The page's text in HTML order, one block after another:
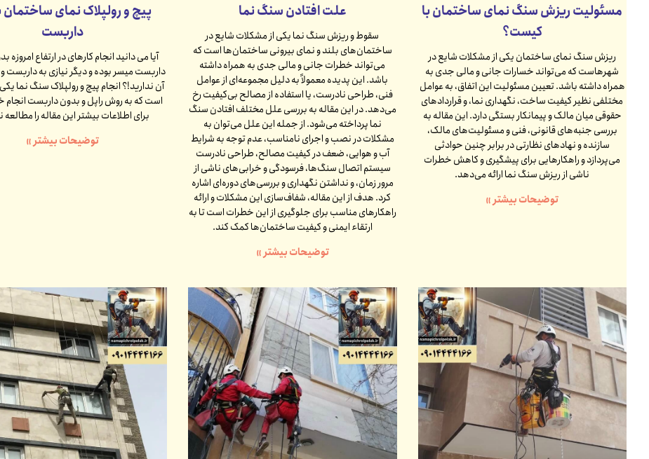
مسئولیت ریزش سنگ نمای ساختمان با
کیست؟
ریزش سنگ نمای ساختمان یکی از مشکلات شایع در
شهرهاست که می‌تواند خسارات جانی و مالی جدی به
همراه داشته باشد. تعیین مسئولیت این اتفاق، به عوامل
مختلفی نظیر کیفیت ساخت، نگهداری نما، و قراردادهای
حقوقی میان مالک و پیمانکار بستگی دارد. این مقاله به
بررسی جنبه‌های قانونی، فنی و مسئولیت‌های مالک،
سازنده و نهادهای نظارتی در برابر چنین حوادثی
می‌پردازد و راهکارهایی برای پیشگیری و کاهش خطرات
ناشی از ریزش سنگ نما ارائه می‌دهد.
توضیحات بیشتر »
علت افتادن سنگ نما
سقوط و ریزش سنگ نما یکی از مشکلات شایع در
ساختمان‌های بلند و نمای بیرونی ساختمان‌ها است که
می‌تواند خطرات جانی و مالی جدی به همراه داشته
باشد. این پدیده معمولاً به دلیل مجموعه‌ای از عوامل
فنی، طراحی نادرست، یا استفاده از مصالح بی‌کیفیت رخ
می‌دهد. در این مقاله به بررسی علل مختلف افتادن سنگ
نما پرداخته می‌شود. از جمله این علل می‌توان به
مشکلات در نصب و اجرای نامناسب، عدم توجه به شرایط
آب و هوایی، ضعف در کیفیت مصالح، طراحی نادرست
سیستم اتصال سنگ‌ها، فرسودگی و خرابی‌های ناشی از
مرور زمان، و نداشتن نگهداری و بررسی‌های دوره‌ای اشاره
کرد. هدف از این مقاله، شفاف‌سازی این مشکلات و ارائه
راهکارهای مناسب برای جلوگیری از این خطرات است تا به
ارتقاء ایمنی و کیفیت ساختمان‌ها کمک کند.
توضیحات بیشتر »
پیچ و رولپلاک نمای
داربست
آیا می دانید انجام کارهای در ارتفاع
داربست میسر بوده و دیگر نیازی به داربست
آن ندارید!؟ انجام پیچ و رولپلاک سنگ نما یکی
است که به روش راپل و بدون داربست
برای اطلاعات بیشتر این مقاله را مطالعه
توضیحات بیشتر »